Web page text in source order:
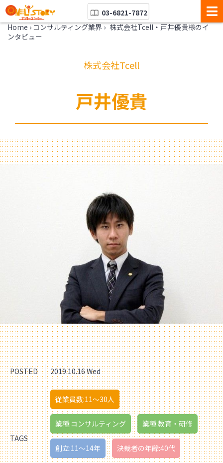
03-6821-7872
Home › コンサルティング業界 › 株式会社Tcell・戸井優貴様のイ
ンタビュー
株式会社Tcell
戸井優貴
POSTED 2019.10.16 Wed
TAGS
従業員数:11〜30人
業種:コンサルティング 業種:教育・研修
創立:11〜14年 決裁者の年齢:40代